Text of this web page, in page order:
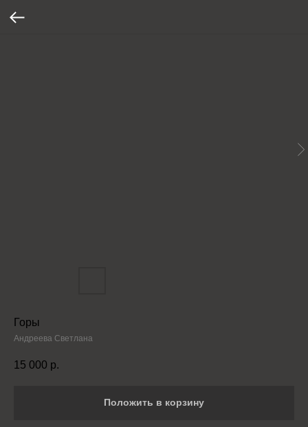
Горы
Андреева Светлана
15 000 р.
Положить в корзину